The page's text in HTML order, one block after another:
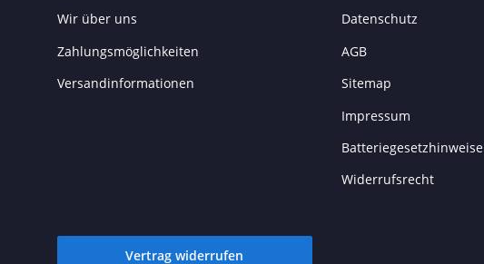
Wir über uns
Zahlungsmöglichkeiten
Versandinformationen
Datenschutz
AGB
Sitemap
Impressum
Batteriegesetzhinweise
Widerrufsrecht
Vertrag widerrufen